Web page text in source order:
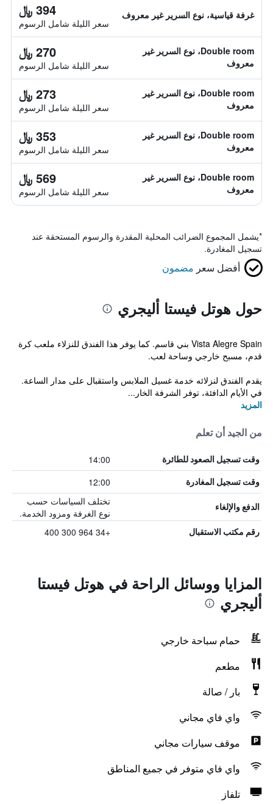
غرفة قياسية، نوع السرير غير معروف 394 ﷼
سعر الليلة شامل الرسوم
Double room، نوع السرير غير
معروف
270 ﷼
سعر الليلة شامل الرسوم
Double room، نوع السرير غير
معروف
273 ﷼
سعر الليلة شامل الرسوم
Double room، نوع السرير غير
معروف
353 ﷼
سعر الليلة شامل الرسوم
Double room، نوع السرير غير
معروف
569 ﷼
سعر الليلة شامل الرسوم
*يشمل المجموع الضرائب المحلية المقدرة والرسوم المستحقة عند
تسجيل المغادرة.
أفضل سعر مضمون
حول هوتل فيستا أليجري
Vista Alegre Spain بني قاسم. كما يوفر هذا الفندق للنزلاء ملعب كرة
قدم، مسبح خارجي وساحة لعب.
يقدم الفندق لنزلائه خدمة غسيل الملابس واستقبال على مدار الساعة.
في الأيام الدافئة، توفر الشرفة الخار...
المزيد
من الجيد أن تعلم
وقت تسجيل الصعود للطائرة 14:00
وقت تسجيل المغادرة 12:00
الدفع والإلغاء
تختلف السياسات حسب
نوع الغرفة ومزود الخدمة.
رقم مكتب الاستقبال +34 964 300 400
المزايا ووسائل الراحة في هوتل فيستا
أليجري
حمام سباحة خارجي
مطعم
بار / صالة
واي فاي مجاني
موقف سيارات مجاني
واي فاي متوفر في جميع المناطق
تلفاز